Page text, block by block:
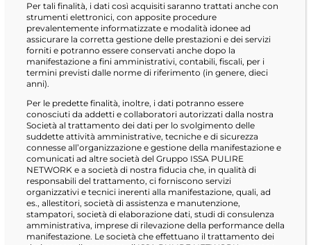
Per tali finalità, i dati così acquisiti saranno trattati anche con
strumenti elettronici, con apposite procedure
prevalentemente informatizzate e modalità idonee ad
assicurare la corretta gestione delle prestazioni e dei servizi
forniti e potranno essere conservati anche dopo la
manifestazione a fini amministrativi, contabili, fiscali, per i
termini previsti dalle norme di riferimento (in genere, dieci
anni).
Per le predette finalità, inoltre, i dati potranno essere
conosciuti da addetti e collaboratori autorizzati dalla nostra
Società al trattamento dei dati per lo svolgimento delle
suddette attività amministrative, tecniche e di sicurezza
connesse all’organizzazione e gestione della manifestazione e
comunicati ad altre società del Gruppo ISSA PULIRE
NETWORK e a società di nostra fiducia che, in qualità di
responsabili del trattamento, ci forniscono servizi
organizzativi e tecnici inerenti alla manifestazione, quali, ad
es., allestitori, società di assistenza e manutenzione,
stampatori, società di elaborazione dati, studi di consulenza
amministrativa, imprese di rilevazione della performance della
manifestazione. Le società che effettuano il trattamento dei